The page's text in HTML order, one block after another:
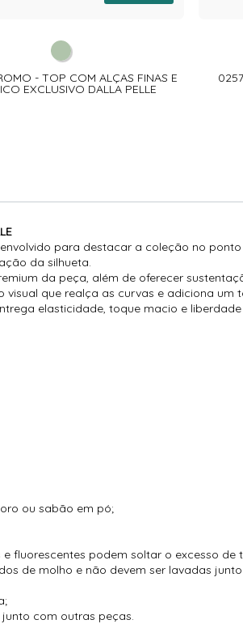
- TOP COM ALÇAS FINAS E
EXCLUSIVO DALLA PELLE
para destacar a coleção no
da silhueta.
da peça, além de oferecer
que realça as curvas e adiciona um
elasticidade, toque macio e
ou sabão em pó;
fluorescentes podem soltar o excesso de
de molho e não devem ser lavadas
com outras peças.